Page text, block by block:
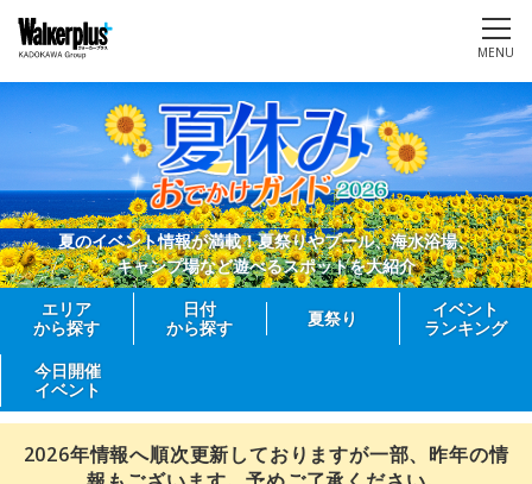
MENU
夏のイベント情報が満載！夏祭りやプール、海水浴場、
キャンプ場など遊べるスポットを大紹介
エリア
から探す
日付
から探す
夏祭り
イベント
ランキング
今日開催
イベント
2026年情報へ順次更新しておりますが一部、昨年の情